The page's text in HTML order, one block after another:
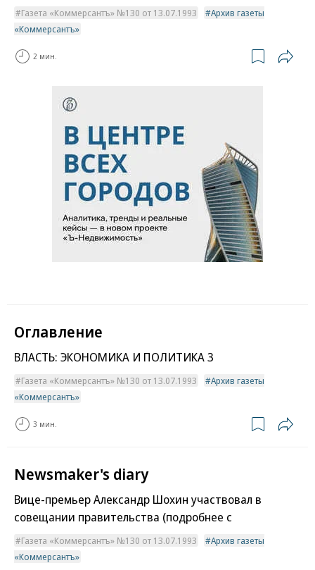
Газета «Коммерсантъ» №130 от 13.07.1993
Архив газеты
«Коммерсантъ»
2 мин.
Оглавление
ВЛАСТЬ: ЭКОНОМИКА И ПОЛИТИКА 3
Газета «Коммерсантъ» №130 от 13.07.1993
Архив газеты
«Коммерсантъ»
3 мин.
Newsmaker's diary
Вице-премьер Александр Шохин участвовал в
совещании правительства (подробнее с
Газета «Коммерсантъ» №130 от 13.07.1993
Архив газеты
«Коммерсантъ»